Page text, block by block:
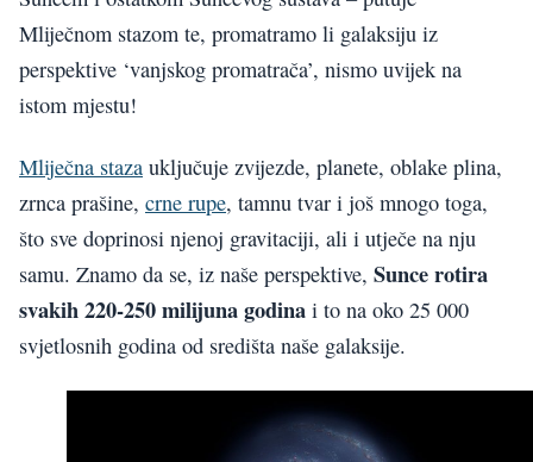
Mliječnom stazom te, promatramo li galaksiju iz
perspektive ‘vanjskog promatrača’, nismo uvijek na
istom mjestu!
Mliječna staza uključuje zvijezde, planete, oblake plina,
zrnca prašine, crne rupe, tamnu tvar i još mnogo toga,
što sve doprinosi njenoj gravitaciji, ali i utječe na nju
samu. Znamo da se, iz naše perspektive, Sunce rotira
svakih 220-250 milijuna godina i to na oko 25 000
svjetlosnih godina od središta naše galaksije.